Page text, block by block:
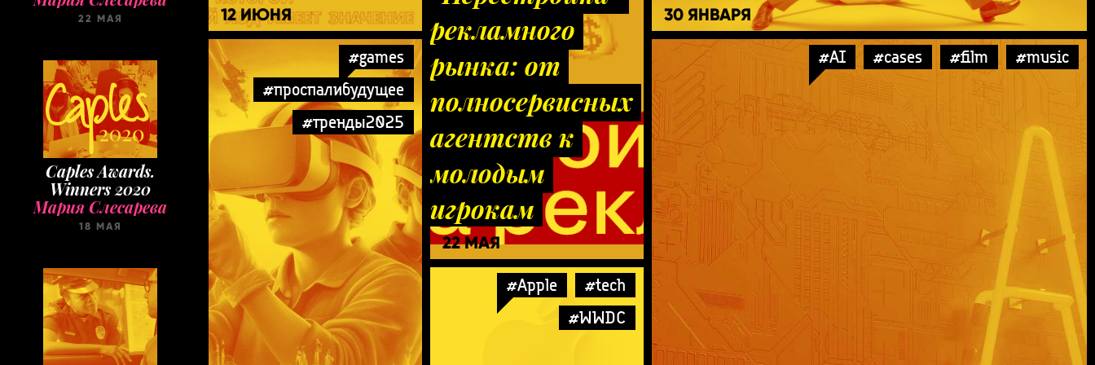
22 МАЯ
Caples Awards.
Winners 2020
Мария Слесарева
18 МАЯ
12 ИЮНЯ
рекламного
рынка: от
полносервисных
агентств к
молодым
игрокам
22 МАЯ
30 ЯНВАРЯ
#AI #cases #film #music
#games
#проспалибудущее
#тренды2025
#Apple
#tech
#WWDC